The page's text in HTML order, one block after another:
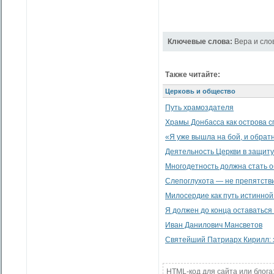
Ключевые слова: Вера и
Также читайте:
Церковь и общество
Путь храмоздателя
Храмы Донбасса как острова
«Я уже вышла на бой, и
Деятельность Церкви в
Многодетность должна стать
Слепоглухота — не
Милосердие как путь
Я должен до конца оставаться
Иван Данилович Мансветов
Святейший Патриарх Кирилл:
HTML-код для сайта или блога: